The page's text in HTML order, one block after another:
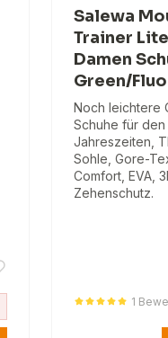
Salewa
Trainer
Damen
Green/
Noch leichtere
Schuhe für den
Jahreszeiten,
Sohle, Gore-
Comfort, EVA,
Zehenschutz.
1